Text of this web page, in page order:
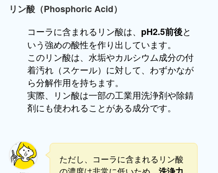
リン酸（Phosphoric Acid）
コーラに含まれるリン酸は、 pH2.5前後と
いう強めの酸性を作り出しています。
このリン酸は、水垢やカルシウム成分の付
着汚れ（スケール）に対して、わずかなが
ら分解作用を持ちます。
実際、リン酸は一部の工業用洗浄剤や除錆
剤にも使われることがある成分です。
ただし、コーラに含まれるリン酸